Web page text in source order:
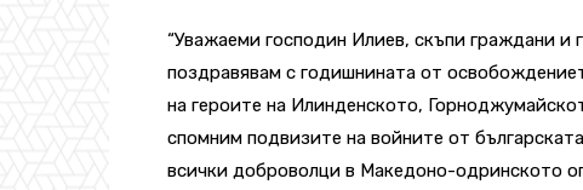
“Уважаеми господин Илиев, скъпи граждани
поздравявам с годишнината от
на героите на Илинденското,
спомним подвизите на войните от
всички доброволци в Македоно-одринското